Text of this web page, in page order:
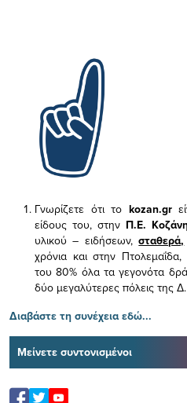
Γνωρίζετε ότι το kozan.gr
είδους του, στην Π.Ε.
υλικού – ειδήσεων,σταθερά,
χρόνια και στην
του 80% όλα τα γεγονότα
δύο μεγαλύτερες πόλεις της
Διαβάστε τη συνέχεια εδώ...
Μείνετε συντονισμένοι